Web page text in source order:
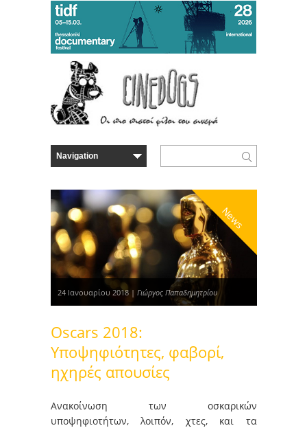
News
24 Ιανουαρίου 2018 | Γιώργος Παπαδημητρίου
Oscars 2018:
Υποψηφιότητες, φαβορί,
ηχηρές απουσίες
Ανακοίνωση των οσκαρικών
υποψηφιοτήτων, λοιπόν, χτες, και τα